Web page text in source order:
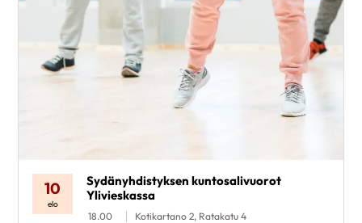
10
elo
Sydänyhdistyksen kuntosalivuorot
Ylivieskassa
18.00 Kotikartano 2, Ratakatu 4